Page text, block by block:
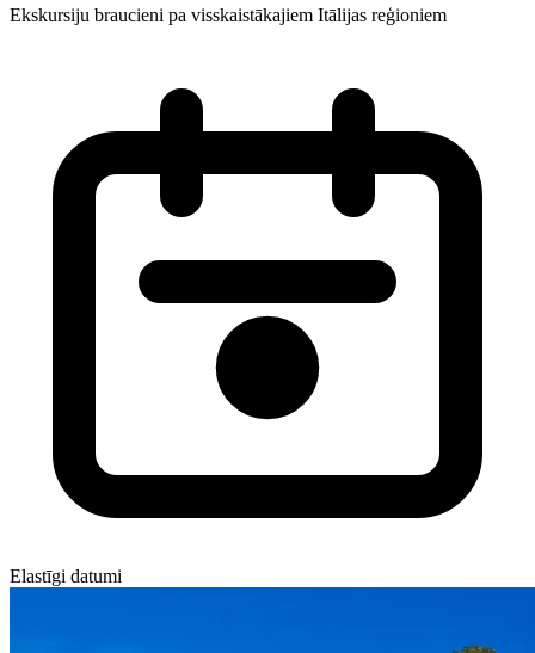
Ekskursiju braucieni pa visskaistākajiem Itālijas reģioniem
Elastīgi datumi